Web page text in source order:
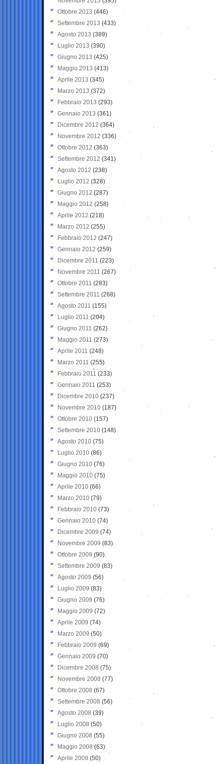
Ottobre 2013 (446)
Settembre 2013 (433)
Agosto 2013 (389)
Luglio 2013 (390)
Giugno 2013 (425)
Maggio 2013 (413)
Aprile 2013 (345)
Marzo 2013 (372)
Febbraio 2013 (293)
Gennaio 2013 (361)
Dicembre 2012 (364)
Novembre 2012 (336)
Ottobre 2012 (363)
Settembre 2012 (341)
Agosto 2012 (238)
Luglio 2012 (328)
Giugno 2012 (287)
Maggio 2012 (258)
Aprile 2012 (218)
Marzo 2012 (255)
Febbraio 2012 (247)
Gennaio 2012 (259)
Dicembre 2011 (223)
Novembre 2011 (267)
Ottobre 2011 (283)
Settembre 2011 (268)
Agosto 2011 (155)
Luglio 2011 (204)
Giugno 2011 (262)
Maggio 2011 (273)
Aprile 2011 (248)
Marzo 2011 (255)
Febbraio 2011 (233)
Gennaio 2011 (253)
Dicembre 2010 (237)
Novembre 2010 (187)
Ottobre 2010 (157)
Settembre 2010 (148)
Agosto 2010 (75)
Luglio 2010 (86)
Giugno 2010 (76)
Maggio 2010 (75)
Aprile 2010 (66)
Marzo 2010 (79)
Febbraio 2010 (73)
Gennaio 2010 (74)
Dicembre 2009 (74)
Novembre 2009 (83)
Ottobre 2009 (90)
Settembre 2009 (83)
Agosto 2009 (56)
Luglio 2009 (83)
Giugno 2009 (76)
Maggio 2009 (72)
Aprile 2009 (74)
Marzo 2009 (50)
Febbraio 2009 (69)
Gennaio 2009 (70)
Dicembre 2008 (75)
Novembre 2008 (77)
Ottobre 2008 (67)
Settembre 2008 (56)
Agosto 2008 (39)
Luglio 2008 (50)
Giugno 2008 (55)
Maggio 2008(63)
Aprile 2008 (50)